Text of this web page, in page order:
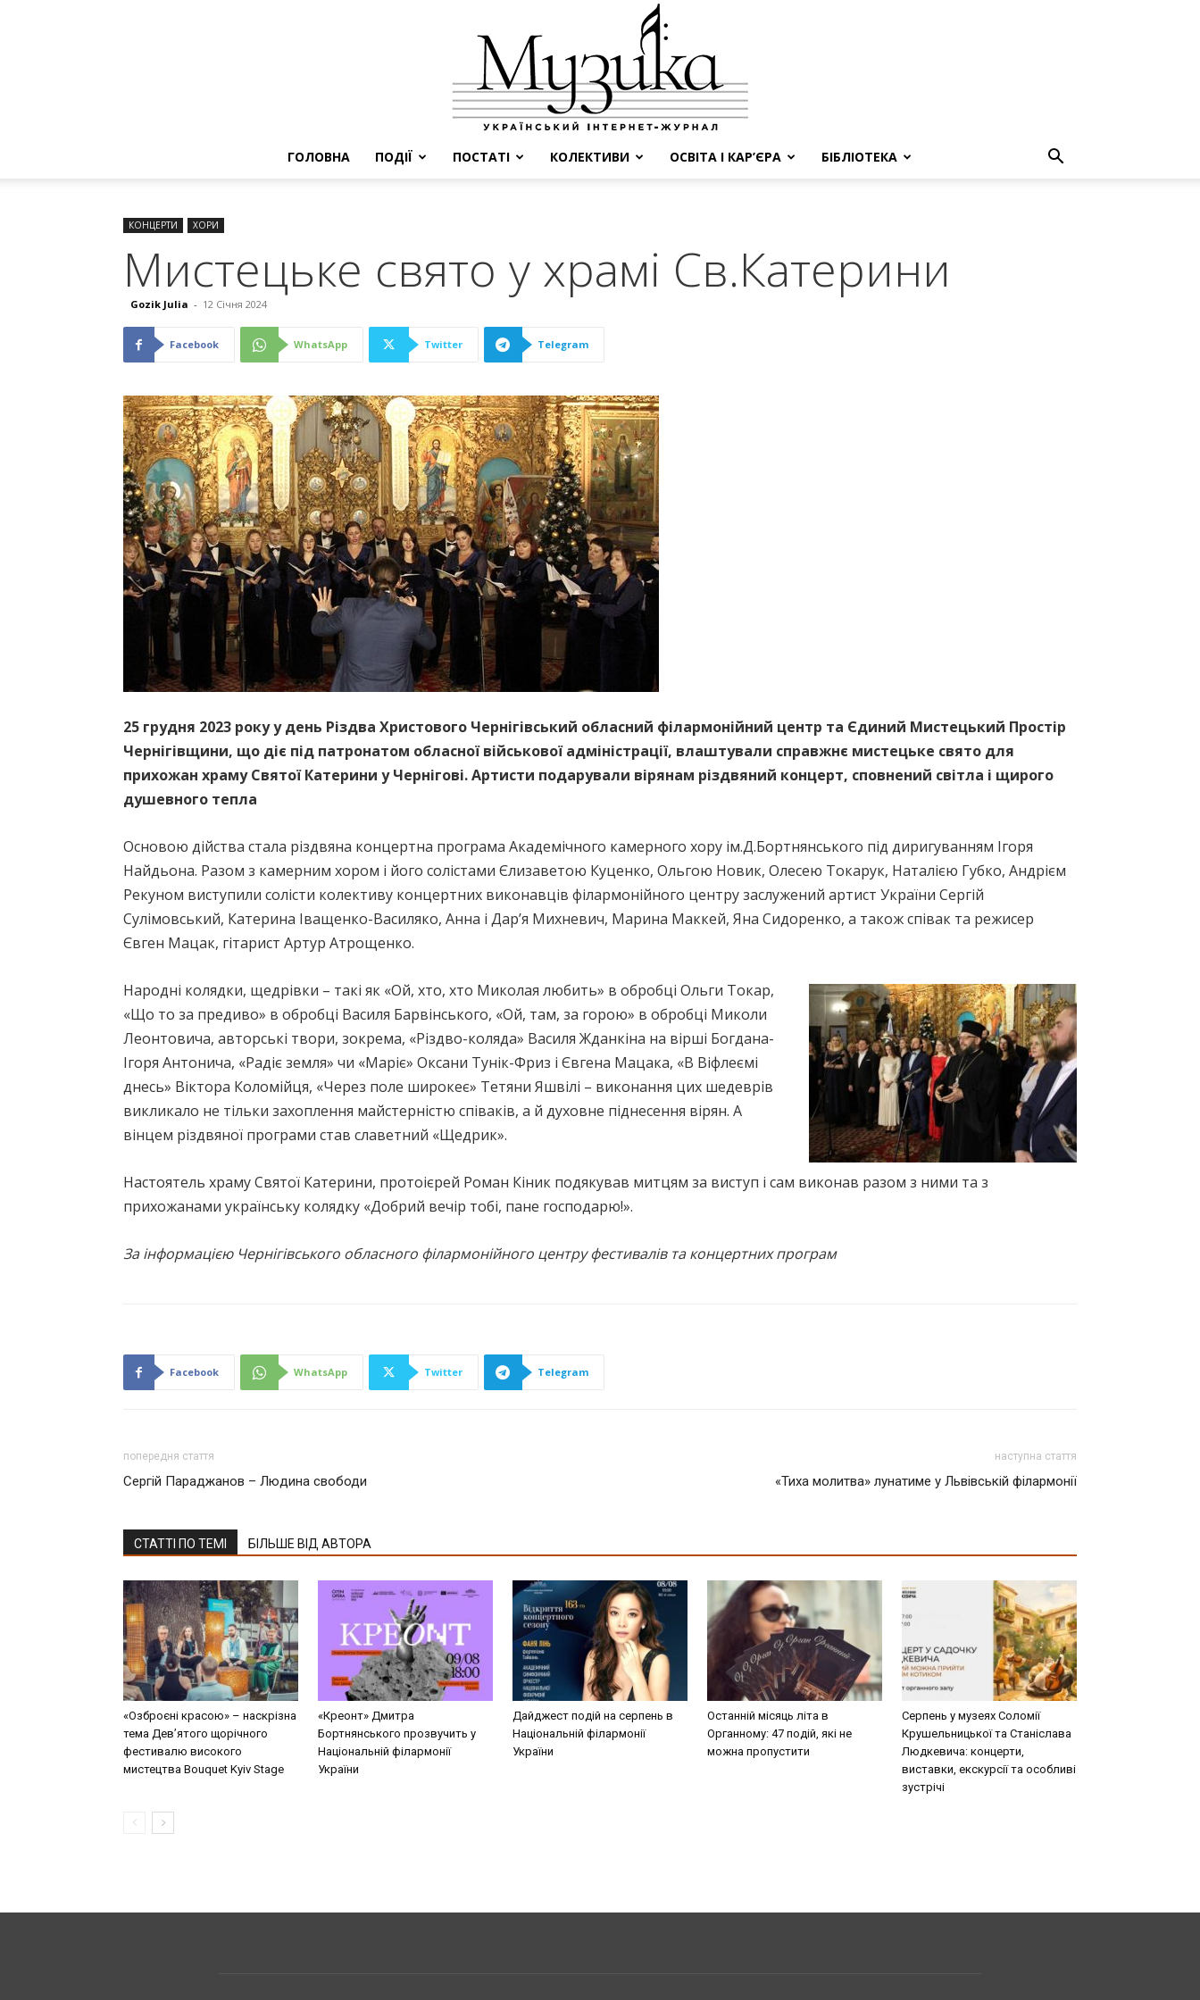
ГОЛОВНА ПОДІЇ ПОСТАТІ КОЛЕКТИВИ ОСВІТА І КАР’ЄРА БІБЛІОТЕКА
КОНЦЕРТИ ХОРИ
Мистецьке свято у храмі Св.Катерини
Gozik Julia - 12 Січня 2024
Facebook WhatsApp Twitter Telegram
25 грудня 2023 року у день Різдва Христового Чернігівський обласний філармонійний центр та Єдиний Мистецький Простір
Чернігівщини, що діє під патронатом обласної військової адміністрації, влаштували справжнє мистецьке свято для
прихожан храму Святої Катерини у Чернігові. Артисти подарували вірянам різдвяний концерт, сповнений світла і щирого
душевного тепла
Основою дійства стала різдвяна концертна програма Академічного камерного хору ім.Д.Бортнянського під диригуванням Ігоря
Найдьона. Разом з камерним хором і його солістами Єлизаветою Куценко, Ольгою Новик, Олесею Токарук, Наталією Губко, Андрієм
Рекуном виступили солісти колективу концертних виконавців філармонійного центру заслужений артист України Сергій
Сулімовський, Катерина Іващенко-Василяко, Анна і Дар’я Михневич, Марина Маккей, Яна Сидоренко, а також співак та режисер
Євген Мацак, гітарист Артур Атрощенко.
Народні колядки, щедрівки – такі як «Ой, хто, хто Миколая любить» в обробці Ольги Токар,
«Що то за предиво» в обробці Василя Барвінського, «Ой, там, за горою» в обробці Миколи
Леонтовича, авторські твори, зокрема, «Різдво-коляда» Василя Жданкіна на вірші Богдана-
Ігоря Антонича, «Радіє земля» чи «Маріє» Оксани Тунік-Фриз і Євгена Мацака, «В Віфлеємі
днесь» Віктора Коломійця, «Через поле широкеє» Тетяни Яшвілі – виконання цих шедеврів
викликало не тільки захоплення майстерністю співаків, а й духовне піднесення вірян. А
вінцем різдвяної програми став славетний «Щедрик».
Настоятель храму Святої Катерини, протоієрей Роман Кіник подякував митцям за виступ і сам виконав разом з ними та з
прихожанами українську колядку «Добрий вечір тобі, пане господарю!».
За інформацією Чернігівського обласного філармонійного центру фестивалів та концертних програм
Facebook WhatsApp Twitter Telegram
попередня стаття
Сергій Параджанов – Людина свободи
наступна стаття
«Тиха молитва» лунатиме у Львівській філармонії
СТАТТІ ПО ТЕМІ БІЛЬШЕ ВІД АВТОРА
«Озброєні красою» – наскрізна
тема Дев’ятого щорічного
фестивалю високого
мистецтва Bouquet Kyiv Stage
«Креонт» Дмитра
Бортнянського прозвучить у
Національній філармонії
України
Дайджест подій на серпень в
Національній філармонії
України
Останній місяць літа в
Органному: 47 подій, які не
можна пропустити
Серпень у музеях Соломії
Крушельницької та Станіслава
Людкевича: концерти,
виставки, екскурсії та особливі
зустрічі